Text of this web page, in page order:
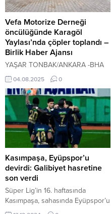
üzerinden yapılan hadsizliğin
üstünü örtbas etmek adına
mağduriyet yaratılmaya
çalışılmıştır. Yaptığım açıklamadaki
kastım,...
Vefa Motorize Derneği
öncülüğünde Karagöl
Yaylası’nda çöpler toplandı –
Birlik Haber Ajansı
YAŞAR TONBAK/ANKARA -BHA
Vefa Motorize Derneği’nin
öncülüğünde bir araya gelen çok
sayıda motosiklet kulübü, doğanın
korunması ve çevre bilincinin
artırılması amacıyla kolları sıvadı.
Etkinliğe katılan motosiklet
kulüpleri arasında Adventure
Motosiklet Kulübü, Ankara Enduro
Motosiklet Kulübü, Ankara Kadın
Motosiklet Kulübü, Ankara
Motosiklet Kampçılık Spor
Derneği, Doğal Afet Arama
Kurtarma Derneği, Ehli...
04.08.2025 0
Kasımpaşa, Eyüpspor’u
devirdi: Galibiyet hasretine
son verdi
Süper Lig’in 16. haftasında
Kasımpaşa, sahasında Eyüpspor’u
2-0 mağlup ederek üç maçlık